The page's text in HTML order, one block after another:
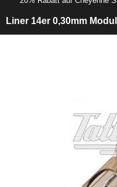
Liner 14er 0,30mm